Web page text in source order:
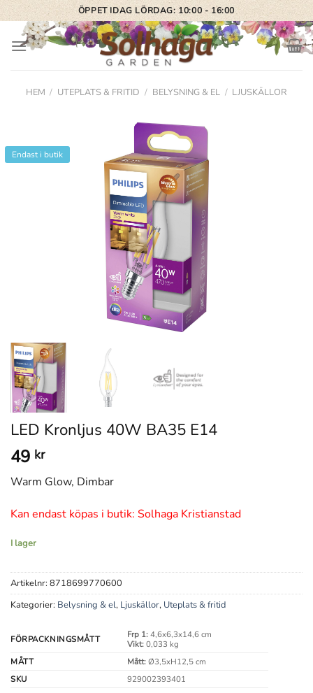
Skip
to
content
ÖPPET IDAG LÖRDAG: 10:00 - 16:00
HEM / UTEPLATS & FRITID / BELYSNING & EL / LJUSKÄLLOR
Endast i butik
LED Kronljus 40W BA35 E14
49 kr
Warm Glow, Dimbar
Kan endast köpas i butik: Solhaga Kristianstad
I lager
Artikelnr: 8718699770600
Kategorier: Belysning & el, Ljuskällor, Uteplats & fritid
FÖRPACKNINGSMÅTT Frp 1:4,6x6,3x14,6 cm
Vikt:0,033 kg
MÅTT
Mått:Ø3,5xH12,5 cm
SKU
929002393401